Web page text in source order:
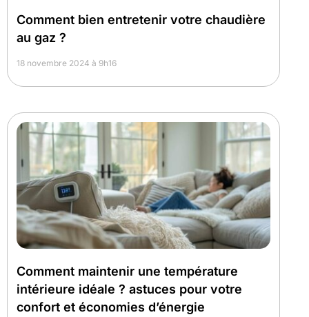
Comment bien entretenir votre chaudière
au gaz ?
18 novembre 2024 à 9h16
Comment maintenir une température
intérieure idéale ? astuces pour votre
confort et économies d’énergie